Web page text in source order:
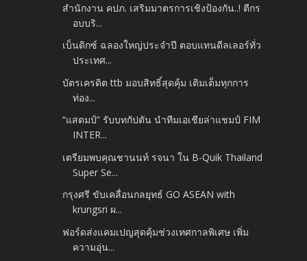
สำนักงาน คปภ. เสริมมาตรการเชิงป้องกัน..! ตีกร
อบบริ...
เบ็นดิกซ์ ฉลองใหญ่ประจำปี ตอบแทนดีลเลอร์ทั่ว
ประเทศ...
บัตรเครดิต ttb มอบสิทธิ์สุดคุ้ม เติมเต็มทุกการ
ท่อง...
“แสตมป์” รับบทกัปตัน นำทีมเอเชียล่าแชมป์ FIM
INTER...
เตรียมพบคุณชานนท์ รจนา ใน B-Quik Thailand
Super Se...
กรุงศรี ขับเคลื่อนกลยุทธ์ GO ASEAN with
krungsri ผ...
ฟอร์ดส่งแคมเปญสุดคุ้มช่วงเทศกาลพิเศษ เพิ่ม
ความอุ่น...